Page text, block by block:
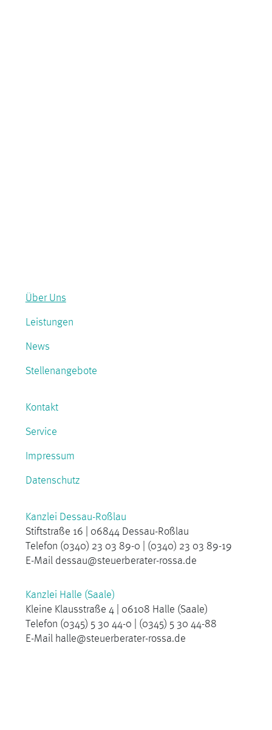
Über Uns
Leistungen
News
Stellenangebote
Kanzlei Dessau-Roßlau
Stiftstraße 16 | 06844 Dessau-Roßlau
Telefon (0340) 23 03 89-0 | (0340) 23 03 89-19
E-Mail dessau@steuerberater-rossa.de
Kanzlei Halle (Saale)
Kleine Klausstraße 4 | 06108 Halle (Saale)
Telefon (0345) 5 30 44-0 | (0345) 5 30 44-88
E-Mail halle@steuerberater-rossa.de
Kontakt
Service
Impressum
Datenschutz